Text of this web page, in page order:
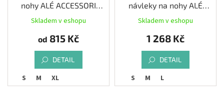
nohy ALÉ ACCESSORI
TERMICO
Skladem v eshopu
od 815 Kč
DETAIL
S M XL
návleky na nohy ALÉ
KLIMATIK WINTER K-ATMO
Skladem v eshopu
1 268 Kč
DETAIL
S M L